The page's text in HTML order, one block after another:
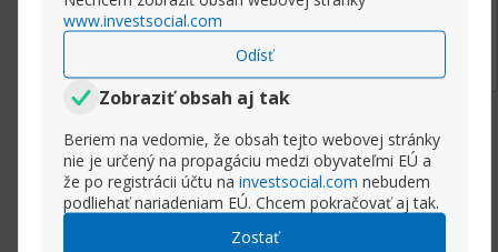
www.investsocial.com
Odísť
Zobraziť obsah aj tak
Beriem na vedomie, že obsah tejto webovej stránky
nie je určený na propagáciu medzi obyvateľmi EÚ a
že po registrácii účtu na investsocial.com nebudem
podliehať nariadeniam EÚ. Chcem pokračovať aj tak.
Zostať
Rozbaliť príspevok